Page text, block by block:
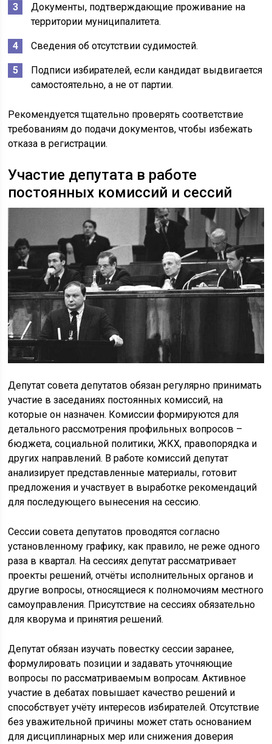
Документы, подтверждающие проживание на
территории муниципалитета.
Сведения об отсутствии судимостей.
Подписи избирателей, если кандидат выдвигается
самостоятельно, а не от партии.
Рекомендуется тщательно проверять соответствие
требованиям до подачи документов, чтобы избежать
отказа в регистрации.
Участие депутата в работе
постоянных комиссий и сессий
Депутат совета депутатов обязан регулярно принимать
участие в заседаниях постоянных комиссий, на
которые он назначен. Комиссии формируются для
детального рассмотрения профильных вопросов –
бюджета, социальной политики, ЖКХ, правопорядка и
других направлений. В работе комиссий депутат
анализирует представленные материалы, готовит
предложения и участвует в выработке рекомендаций
для последующего вынесения на сессию.
Сессии совета депутатов проводятся согласно
установленному графику, как правило, не реже одного
раза в квартал. На сессиях депутат рассматривает
проекты решений, отчёты исполнительных органов и
другие вопросы, относящиеся к полномочиям местного
самоуправления. Присутствие на сессиях обязательно
для кворума и принятия решений.
Депутат обязан изучать повестку сессии заранее,
формулировать позиции и задавать уточняющие
вопросы по рассматриваемым вопросам. Активное
участие в дебатах повышает качество решений и
способствует учёту интересов избирателей. Отсутствие
без уважительной причины может стать основанием
для дисциплинарных мер или снижения доверия